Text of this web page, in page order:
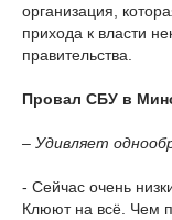
организация,
прихода к власти
правительства.
Провал СБУ в
– Удивляет
- Сейчас очень
Клюют на всё. Чем